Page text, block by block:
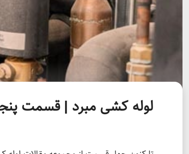
لوله کشی مبرد | قسمت